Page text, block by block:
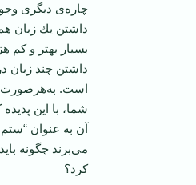
چاره‌ی دیگری
داشتن یك زبان
بسیار بهتر و كم
داشتن چند زبان
است. به‌هرصورت
شما، با این پدیده
آن به ‌عنوان
می‌برند چگونه
كرد؟